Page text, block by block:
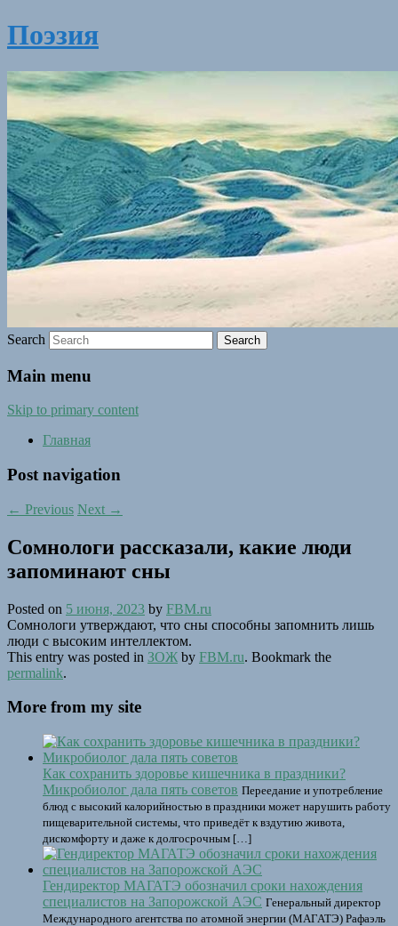
Поэзия
Search
Main menu
Skip to primary content
Главная
Post navigation
← Previous Next →
Сомнологи рассказали, какие люди
запоминают сны
Posted on 5 июня, 2023 by FBM.ru
Сомнологи утверждают, что сны способны запомнить лишь
люди с высоким интеллектом.
This entry was posted in ЗОЖ by FBM.ru. Bookmark the
permalink.
More from my site
Как сохранить здоровье кишечника в праздники?
Микробиолог дала пять советов Переедание и употребление
блюд с высокий калорийностью в праздники может нарушить работу
пищеварительной системы, что приведёт к вздутию живота,
дискомфорту и даже к долгосрочным […]
Гендиректор МАГАТЭ обозначил сроки нахождения
специалистов на Запорожской АЭС Генеральный директор
Международного агентства по атомной энергии (МАГАТЭ) Рафаэль